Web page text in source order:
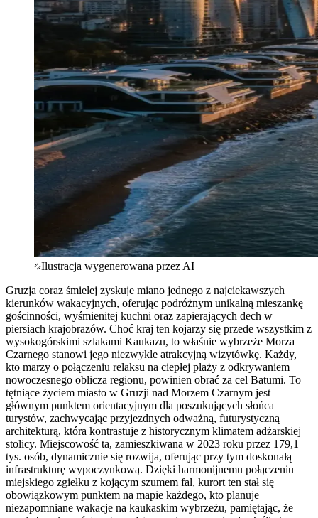
Ilustracja wygenerowana przez AI
Gruzja coraz śmielej zyskuje miano jednego z najciekawszych
kierunków wakacyjnych, oferując podróżnym unikalną mieszankę
gościnności, wyśmienitej kuchni oraz zapierających dech w
piersiach krajobrazów. Choć kraj ten kojarzy się przede wszystkim z
wysokogórskimi szlakami Kaukazu, to właśnie wybrzeże Morza
Czarnego stanowi jego niezwykle atrakcyjną wizytówkę. Każdy,
kto marzy o połączeniu relaksu na ciepłej plaży z odkrywaniem
nowoczesnego oblicza regionu, powinien obrać za cel Batumi. To
tętniące życiem miasto w Gruzji nad Morzem Czarnym jest
głównym punktem orientacyjnym dla poszukujących słońca
turystów, zachwycając przyjezdnych odważną, futurystyczną
architekturą, która kontrastuje z historycznym klimatem adżarskiej
stolicy. Miejscowość ta, zamieszkiwana w 2023 roku przez 179,1
tys. osób, dynamicznie się rozwija, oferując przy tym doskonałą
infrastrukturę wypoczynkową. Dzięki harmonijnemu połączeniu
miejskiego zgiełku z kojącym szumem fal, kurort ten stał się
obowiązkowym punktem na mapie każdego, kto planuje
niezapomniane wakacje na kaukaskim wybrzeżu, pamiętając, że